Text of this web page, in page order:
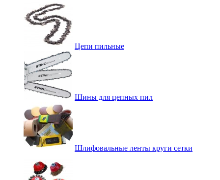
Цепи пильные
Шины для цепных пил
Шлифовальные ленты круги сетки